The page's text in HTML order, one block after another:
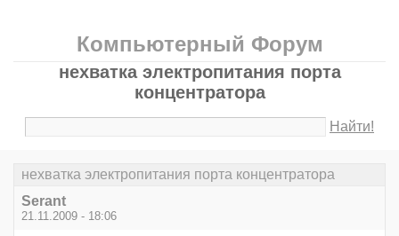
Компьютерный Форум
нехватка электропитания порта
концентратора
Найти!
нехватка электропитания порта концентратора
Serant
21.11.2009 - 18:06